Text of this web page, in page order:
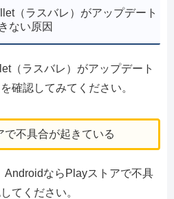
（ラスバレ）がアップデート
ない原因
（ラスバレ）がアップデート
確認してみてください。
不具合が起きている
AndroidならPlayストアで不具
てください。